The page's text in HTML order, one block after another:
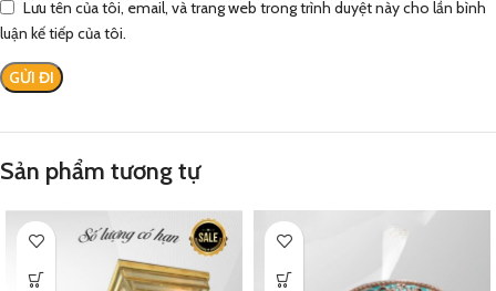
Lưu tên của tôi, email, và trang web trong trình duyệt này cho lần bình
luận kế tiếp của tôi.
Sản phẩm tương tự